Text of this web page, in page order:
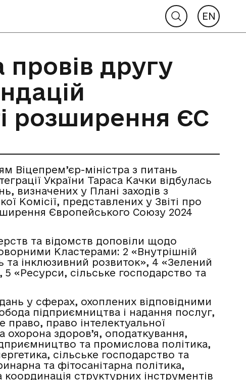
EN
провів другу
розширення ЄС
Віцепрем’єр-міністра з питань
України Тараса Качки відбулась
визначених у Плані заходів з
Комісії, представлених у Звіті про
Європейського Союзу 2024
та відомств доповіли щодо
Кластерами: 2 «Внутрішній
інклюзивний розвиток», 4 «Зелений
«Ресурси, сільське господарство та
у сферах, охоплених відповідними
підприємництва і надання послуг,
право, право інтелектуальної
охорона здоров’я, оподаткування,
та промислова політика,
сільське господарство та
та фітосанітарна політика,
структурних інструментів